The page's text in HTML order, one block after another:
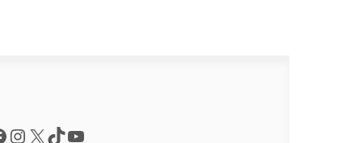
Instagram
X TikTok
YouTube